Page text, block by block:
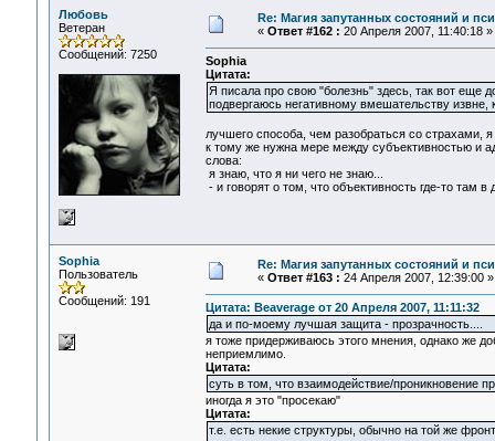
Любовь
Ветеран
Сообщений: 7250
Re: Магия запутанных состояний и
« Ответ #162 : 20 Апреля 2007, 11:40:18 »
Sophia
Цитата:
Я писала про свою "болезнь" здесь, так вот еще
подвергаюсь негативному вмешательству извне,
лучшего способа, чем разобраться со страхами,
к тому же нужна мере между субъективностью и
слова:
я знаю, что я ни чего не знаю...
- и говорят о том, что объективность где-то там в
Sophia
Пользователь
Сообщений: 191
Re: Магия запутанных состояний и
« Ответ #163 : 24 Апреля 2007, 12:39:00 »
Цитата: Beaverage от 20 Апреля 2007, 11:11:32
да и по-моему лучшая защита - прозрачность....
я тоже придерживаюсь этого мнения, однако же
неприемлимо.
Цитата:
суть в том, что взаимодействие/проникновение
иногда я это "просекаю"
Цитата:
т.е. есть некие структуры, обычно на той же